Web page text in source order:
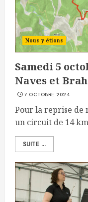
Nous y étions
Samedi 5
Naves et
7 OCTOBRE 2024
Pour la reprise de
un circuit de 14
SUITE ...